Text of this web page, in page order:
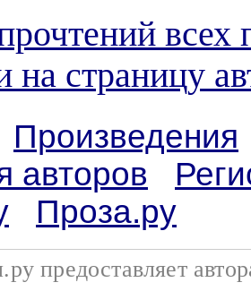
всех
на страницу
Произведения
авторов
Проза.ру
предоставляет